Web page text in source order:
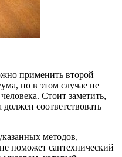
применить второй
но в этом случае не
Стоит заметить,
должен соответствовать
методов,
поможет сантехнический